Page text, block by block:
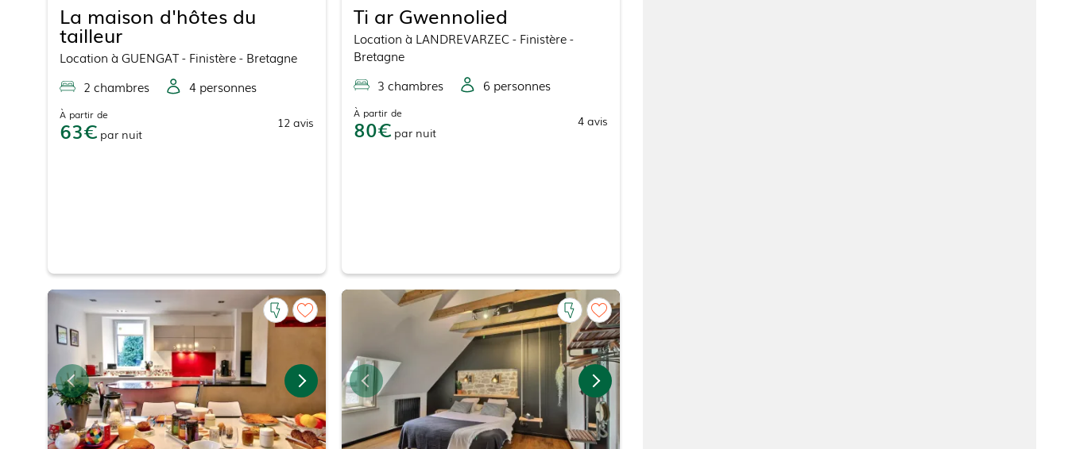
La maison d'hôtes du
tailleur
Location à GUENGAT- Finistère - Bretagne
2 chambres 4personnes
À partir de
63 par nuit
12 avis
Ti ar Gwennolied
Location à LANDREVARZEC- Finistère -
Bretagne
3 chambres 6 personnes
À partir de
80 par nuit
4avis